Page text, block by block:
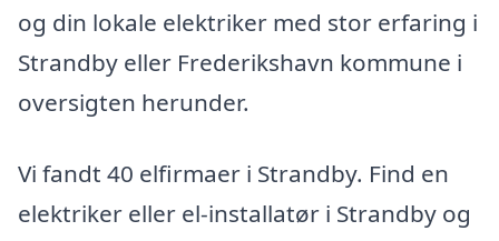
og din lokale elektriker med stor erfaring i
Strandby eller Frederikshavn kommune i
oversigten herunder.
Vi fandt 40 elfirmaer i Strandby. Find en
elektriker eller el-installatør i Strandby og